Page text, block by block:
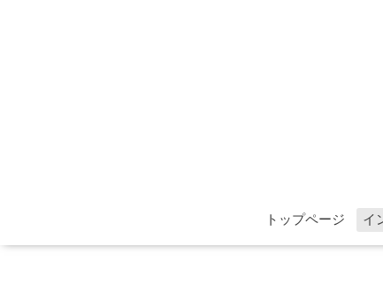
トップページ イ